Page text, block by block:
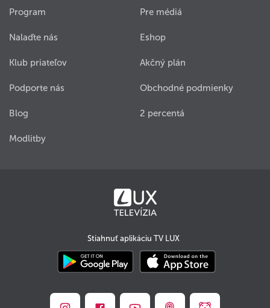
Program
Nalaďte nás
Klub priateľov
Podporte nás
Blog
Modlitby
Pre médiá
Eshop
Akčný plán
Obchodné podmienky
2 percentá
Stiahnuť aplikáciu TV LUX